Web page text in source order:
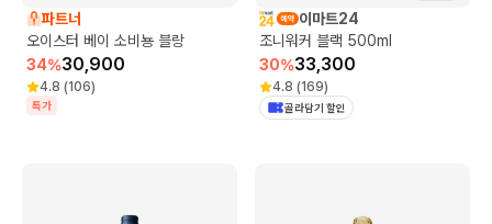
파트너
오이스터 베이 소비뇽 블랑
34%30,900
4.8 (106)
특가
이마트24
조니워커 블랙 500ml
30%33,300
4.8 (169)
골라담기 할인